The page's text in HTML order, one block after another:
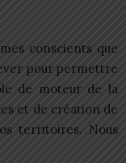
conscients que
pour permettre
de moteur de la
et de création de
territoires. Nous